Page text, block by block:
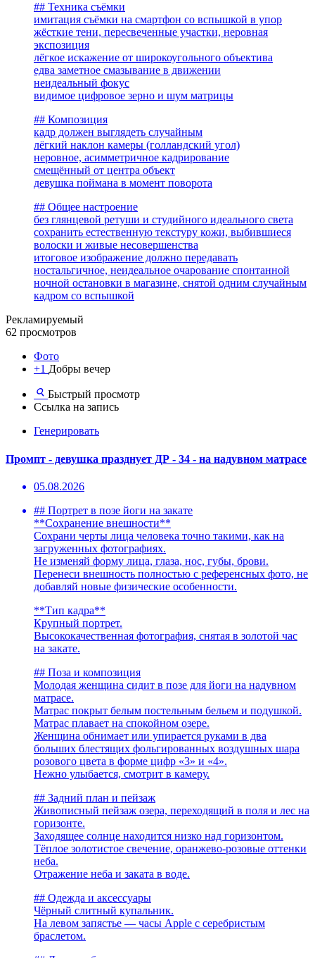
## Техника съёмки
имитация съёмки на смартфон со вспышкой в упор
жёсткие тени, пересвеченные участки, неровная
экспозиция
лёгкое искажение от широкоугольного объектива
едва заметное смазывание в движении
неидеальный фокус
видимое цифровое зерно и шум матрицы
## Композиция
кадр должен выглядеть случайным
лёгкий наклон камеры (голландский угол)
неровное, асимметричное кадрирование
смещённый от центра объект
девушка поймана в момент поворота
## Общее настроение
без глянцевой ретуши и студийного идеального света
сохранить естественную текстуру кожи, выбившиеся
волоски и живые несовершенства
итоговое изображение должно передавать
ностальгичное, неидеальное очарование спонтанной
ночной остановки в магазине, снятой одним случайным
кадром со вспышкой
Рекламируемый
62 просмотров
Фото
+1 Добры вечер
Быстрый просмотр
Ссылка на запись
Генерировать
Промпт - девушка празднует ДР - 34 - на надувном матрасе
05.08.2026
## Портрет в позе йоги на закате
**Сохранение внешности**
Сохрани черты лица человека точно такими, как на
загруженных фотографиях.
Не изменяй форму лица, глаза, нос, губы, брови.
Перенеси внешность полностью с референсных фото, не
добавляй новые физические особенности.
**Тип кадра**
Крупный портрет.
Высококачественная фотография, снятая в золотой час
на закате.
## Поза и композиция
Молодая женщина сидит в позе для йоги на надувном
матрасе.
Матрас покрыт белым постельным бельем и подушкой.
Матрас плавает на спокойном озере.
Женщина обнимает или упирается руками в два
больших блестящих фольгированных воздушных шара
розового цвета в форме цифр «3» и «4».
Нежно улыбается, смотрит в камеру.
## Задний план и пейзаж
Живописный пейзаж озера, переходящий в поля и лес на
горизонте.
Заходящее солнце находится низко над горизонтом.
Тёплое золотистое свечение, оранжево-розовые оттенки
неба.
Отражение неба и заката в воде.
## Одежда и аксессуары
Чёрный слитный купальник.
На левом запястье — часы Apple с серебристым
браслетом.